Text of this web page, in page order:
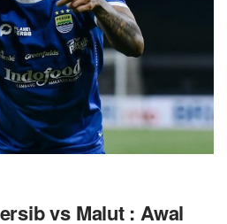
vs Malut : Awal